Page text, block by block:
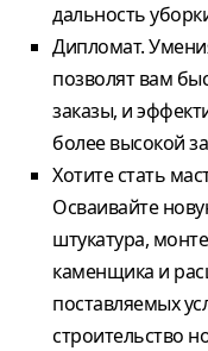
дальность
Дипломат.
позволят вам
заказы, и
более высокой
Хотите стать
Осваивайте
штукатура,
каменщика и
поставляемых
строительство